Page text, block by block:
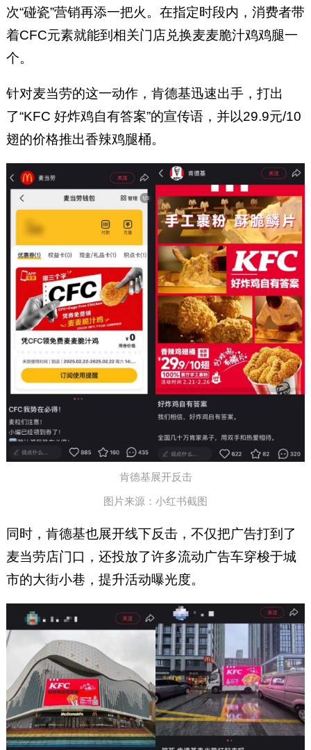
次“碰瓷”营销再添一把火。在指定时段内，消费者带
着CFC元素就能到相关门店兑换麦麦脆汁鸡鸡腿一
个。
针对麦当劳的这一动作，肯德基迅速出手，打出
了“KFC 好炸鸡自有答案”的宣传语，并以29.9元/10
翅的价格推出香辣鸡腿桶。
肯德基展开反击
图片来源：小红书截图
同时，肯德基也展开线下反击，不仅把广告打到了
麦当劳店门口，还投放了许多流动广告车穿梭于城
市的大街小巷，提升活动曝光度。